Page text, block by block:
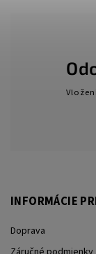
INFORMÁCIE
Doprava